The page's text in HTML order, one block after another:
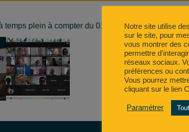
temps plein à compter du 01/09/2020
l’annonce?
Notre site utilise
sur le site, pour
vous montrer des
permettre
réseaux sociaux.
préférences ou
Vous pourrez
cliquant sur le lien
Paramétrer